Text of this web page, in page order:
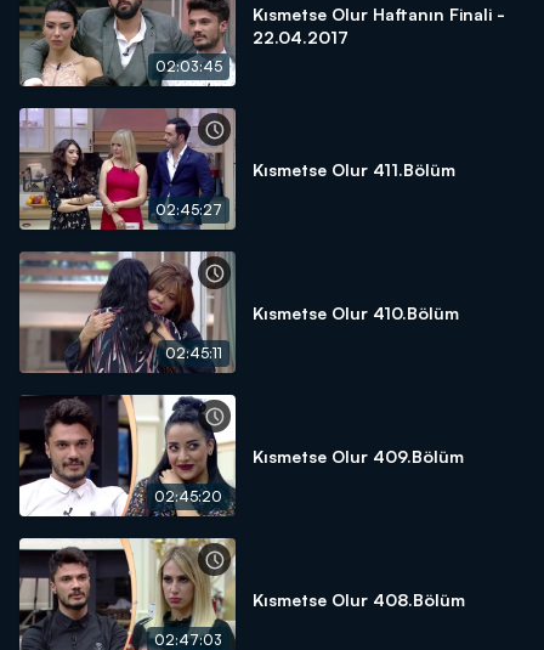
02:03:45
Kısmetse Olur Haftanın Finali -
22.04.2017
02:45:27
Kısmetse Olur 411.Bölüm
02:45:11
Kısmetse Olur 410.Bölüm
02:45:20
Kısmetse Olur 409.Bölüm
02:47:03
Kısmetse Olur 408.Bölüm